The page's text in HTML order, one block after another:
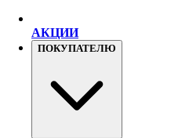
АКЦИИ
ПОКУПАТЕЛЮ